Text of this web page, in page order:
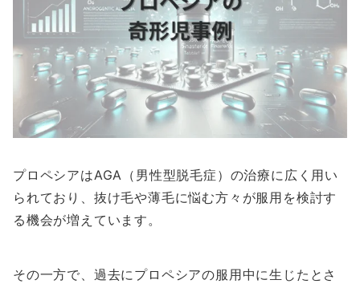
プロペシアはAGA（男性型脱毛症）の治療に広く用い
られており、抜け毛や薄毛に悩む方々が服用を検討す
る機会が増えています。
その一方で、過去にプロペシアの服用中に生じたとさ